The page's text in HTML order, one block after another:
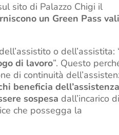
sito di Palazzo Chigi il
un Green Pass
o dell’assistita:
di lavoro”. Questo
di continuità
beneficia dell’assistenza
sospesa dall’incarico di
che possegga la